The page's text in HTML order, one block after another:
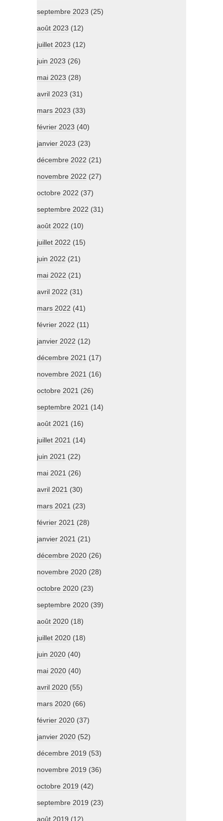
septembre 2023 (25)
août 2023 (12)
juillet 2023 (12)
juin 2023 (26)
mai 2023 (28)
avril 2023 (31)
mars 2023 (33)
février 2023 (40)
janvier 2023 (23)
décembre 2022 (21)
novembre 2022 (27)
octobre 2022 (37)
septembre 2022 (31)
août 2022 (10)
juillet 2022 (15)
juin 2022 (21)
mai 2022 (21)
avril 2022 (31)
mars 2022 (41)
février 2022 (11)
janvier 2022 (12)
décembre 2021 (17)
novembre 2021 (16)
octobre 2021 (26)
septembre 2021 (14)
août 2021 (16)
juillet 2021 (14)
juin 2021 (22)
mai 2021 (26)
avril 2021 (30)
mars 2021 (23)
février 2021 (28)
janvier 2021 (21)
décembre 2020 (26)
novembre 2020 (28)
octobre 2020 (23)
septembre 2020 (39)
août 2020 (18)
juillet 2020 (18)
juin 2020 (40)
mai 2020 (40)
avril 2020 (55)
mars 2020 (66)
février 2020 (37)
janvier 2020 (52)
décembre 2019 (53)
novembre 2019 (36)
octobre 2019 (42)
septembre 2019 (23)
août 2019 (12)